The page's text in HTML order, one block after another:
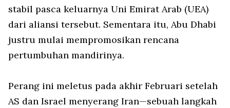
stabil pasca keluarnya Uni Emirat Arab (UEA)
dari aliansi tersebut. Sementara itu, Abu Dhabi
justru mulai mempromosikan rencana
pertumbuhan mandirinya.
Perang ini meletus pada akhir Februari setelah
AS dan Israel menyerang Iran—sebuah langkah